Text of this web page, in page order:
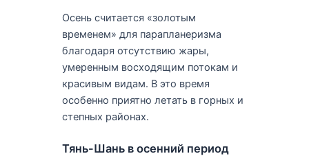
Осень считается «золотым
временем» для парапланеризма
благодаря отсутствию жары,
умеренным восходящим потокам и
красивым видам. В это время
особенно приятно летать в горных и
степных районах.
Тянь-Шань в осенний период